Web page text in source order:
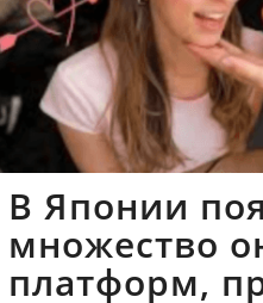
В Японии
множество
платформ,